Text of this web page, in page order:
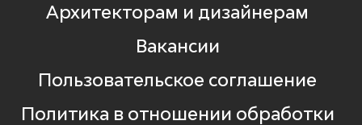
Архитекторам и дизайнерам
Вакансии
Пользовательское соглашение
Политика в отношении обработки